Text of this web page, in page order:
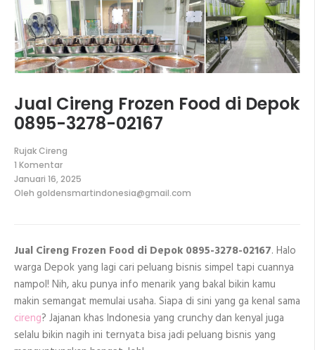
Jual Cireng Frozen Food di Depok
0895-3278-02167
Rujak Cireng
1 Komentar
pada
Jual
Cireng
0895-
02167
Januari 16, 2025
Oleh goldensmartindonesia@gmail.com
Jual Cireng Frozen Food di Depok 0895-3278-02167. Halo
warga Depok yang lagi cari peluang bisnis simpel tapi cuannya
nampol! Nih, aku punya info menarik yang bakal bikin kamu
makin semangat memulai usaha. Siapa di sini yang ga kenal sama
cireng? Jajanan khas Indonesia yang crunchy dan kenyal juga
selalu bikin nagih ini ternyata bisa jadi peluang bisnis yang